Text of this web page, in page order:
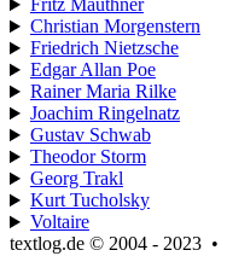
Fritz Mauthner
Christian Morgenstern
Friedrich Nietzsche
Edgar Allan Poe
Rainer Maria Rilke
Joachim Ringelnatz
Gustav Schwab
Theodor Storm
Georg Trakl
Kurt Tucholsky
Voltaire
textlog.de © 2004 - 2023 •